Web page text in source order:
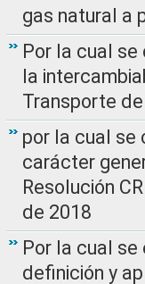
gas natural a
Por la cual
la
Transporte
por la cual se
carácter
Resolución
de 2018
Por la cual
definición y